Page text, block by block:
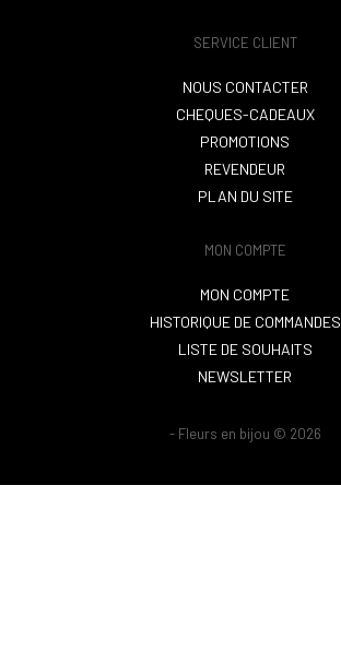
SERVICE CLIENT
NOUS CONTACTER
CHEQUES-CADEAUX
PROMOTIONS
REVENDEUR
PLAN DU SITE
MON COMPTE
MON COMPTE
HISTORIQUE DE COMMANDES
LISTE DE SOUHAITS
NEWSLETTER
- Fleurs en bijou © 2026